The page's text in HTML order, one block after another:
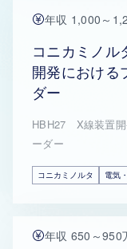
年収 1,000～
コニカミノ
開発における
ダー
HBH27 X線装置開
ーダー
コニカミノルタ 電気
年収 650～950